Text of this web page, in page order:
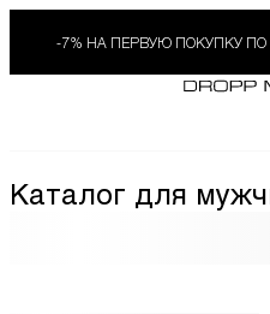
-7% НА ПЕРВУЮ ПОКУПКУ
Каталог для